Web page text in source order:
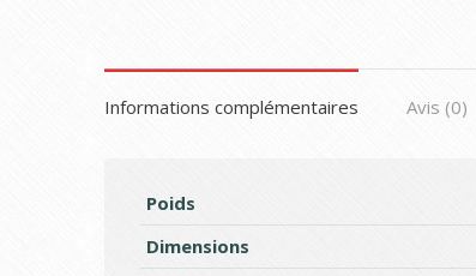
Informations complémentaires Avis (0)
Poids
Dimensions